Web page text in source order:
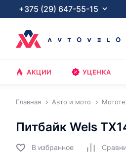
+375 (29) 647-55-15
АКЦИИ УЦЕНКА
Главная Авто и мото
Питбайк Wels
В избранное